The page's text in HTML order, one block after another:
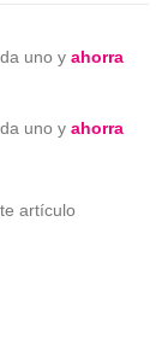
uno y ahorra
uno y ahorra
artículo